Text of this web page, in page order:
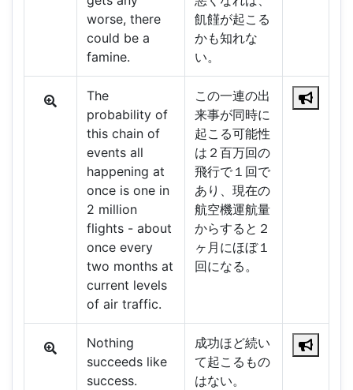
worse, there
could be a
famine.
飢饉が起こる
かも知れな
い。
The
probability of
this chain of
events all
happening at
once is one in
2 million
flights - about
once every
two months at
current levels
of air traffic.
この一連の出
来事が同時に
起こる可能性
は２百万回の
飛行で１回で
あり、現在の
航空機運航量
からすると２
ヶ月にほぼ１
回になる。
Nothing
succeeds like
success.
成功ほど続い
て起こるもの
はない。